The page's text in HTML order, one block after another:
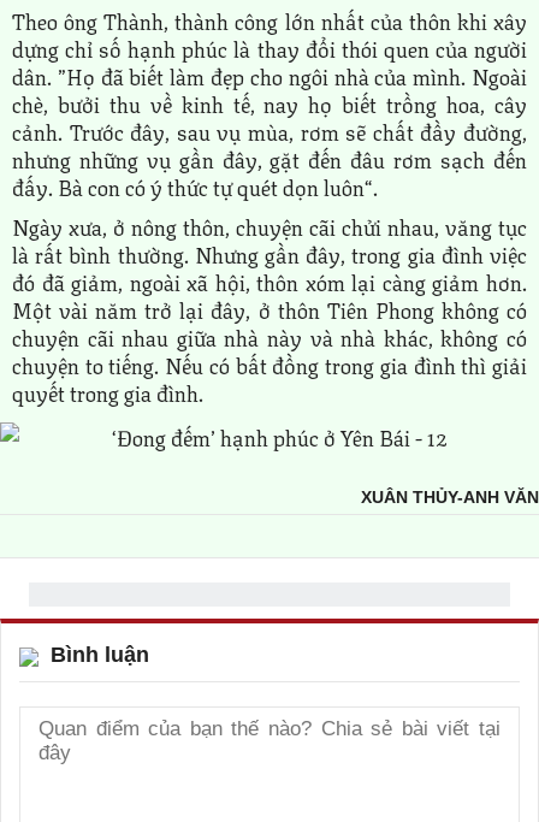
Theo ông Thành, thành công lớn nhất của thôn khi xây
dựng chỉ số hạnh phúc là thay đổi thói quen của người
dân. ”Họ đã biết làm đẹp cho ngôi nhà của mình. Ngoài
chè, bưởi thu về kinh tế, nay họ biết trồng hoa, cây
cảnh. Trước đây, sau vụ mùa, rơm sẽ chất đầy đường,
nhưng những vụ gần đây, gặt đến đâu rơm sạch đến
đấy. Bà con có ý thức tự quét dọn luôn“.
Ngày xưa, ở nông thôn, chuyện cãi chửi nhau, văng tục
là rất bình thường. Nhưng gần đây, trong gia đình việc
đó đã giảm, ngoài xã hội, thôn xóm lại càng giảm hơn.
Một vài năm trở lại đây, ở thôn Tiên Phong không có
chuyện cãi nhau giữa nhà này và nhà khác, không có
chuyện to tiếng. Nếu có bất đồng trong gia đình thì giải
quyết trong gia đình.
XUÂN THỦY-ANH VĂN
Bình luận